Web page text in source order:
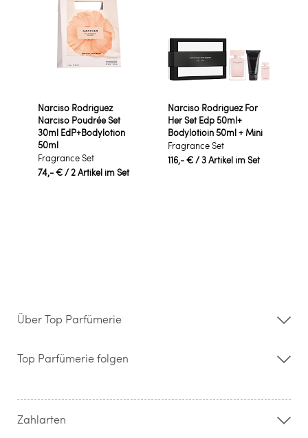
Narciso Rodriguez
Narciso Poudrée Set
30ml EdP+Bodylotion
50ml
Fragrance Set
74,- €/ 2 Artikel im Set
Narciso Rodriguez For
Her Set Edp 50ml+
Bodylotioin 50ml + Mini
Fragrance Set
116,- €/ 3 Artikel im Set
Über Top Parfümerie
Storefinder
Kontakt
Widerrufsrecht & Rückgabebedingungen
Top Parfümerie folgen
Zahlarten